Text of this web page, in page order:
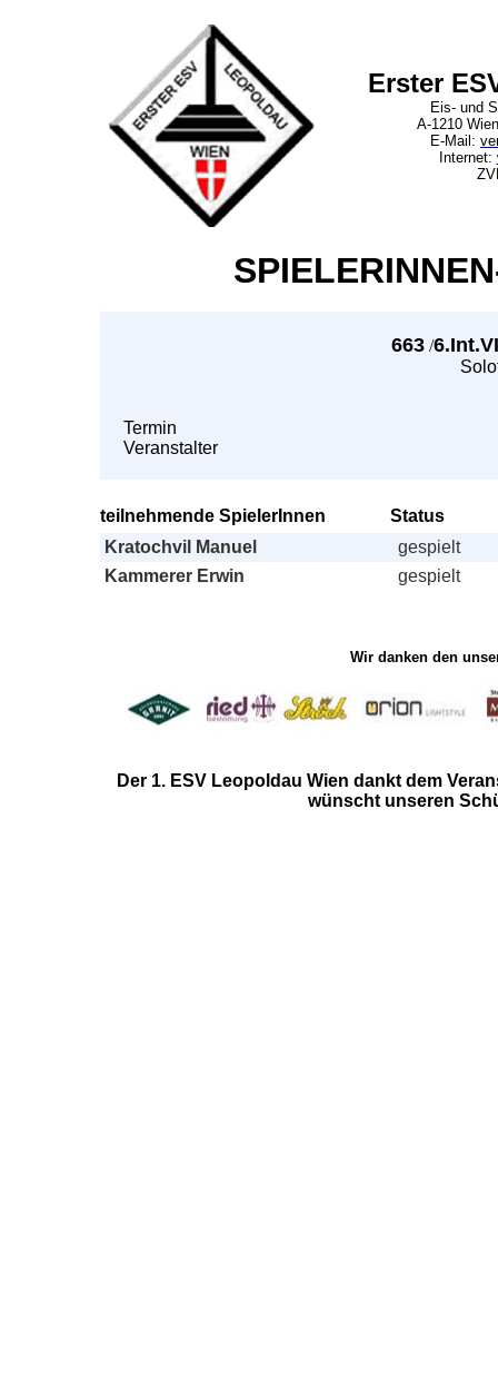
Erster
Eis- und
A-1210
E-Mail:
Internet:
663 /
Termin
Veranstalter
teilnehmende SpielerInnen
Status
Kratochvil Manuel
gespielt
Kammerer Erwin
gespielt
Wir danken den
Der 1. ESV Leopoldau Wien dankt dem
wünscht unseren